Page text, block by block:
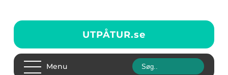
UTPÅTUR.se
Menu